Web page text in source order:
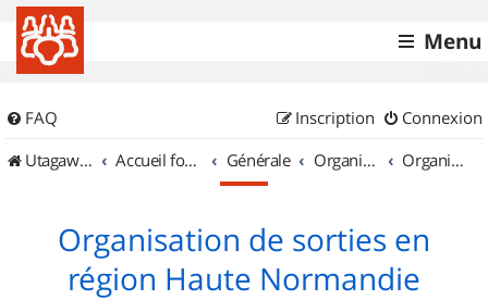
Menu
FAQ Connexion
Inscription
UtagawaVTT (Randos VTT et VTTAE avec traces GPS)
Accueil forum Générale Organisation de sorties & Recherche de partenaires Organisation de sorties en région Haute Normandie
Organisation de sorties en
région Haute Normandie